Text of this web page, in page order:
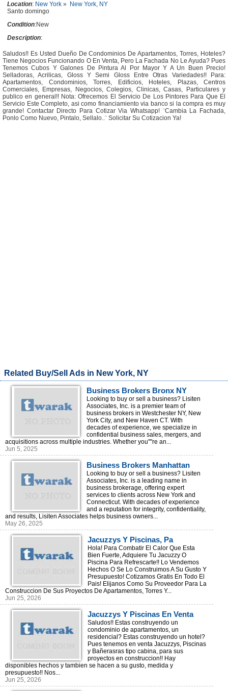
Location: New York » New York, NY
Santo domingo
Condition:New
Description:
Saludos!! Es Usted Dueño De Condominios De Apartamentos, Torres, Hoteles?
Tiene Negocios Funcionando O En Venta, Pero La Fachada No Le Ayuda? Pues
Tenemos Cubos Y Galones De Pintura Al Por Mayor Y A Un Buen Precio!
Selladoras, Acrilicas, Gloss Y Semi Gloss Entre Otras Variedades!! Para:
Apartamentos, Condominios, Torres, Edificios, Hoteles, Plazas, Centros
Comerciales, Empresas, Negocios, Colegios, Clinicas, Casas, Particulares y
publico en general!! Nota: Ofrecemos El Servicio De Los Pintores Para Que El
Servicio Este Completo, asi como financiamiento via banco si la compra es muy
grande! Contactar Directo Para Cotizar Via Whatsapp! ¨Cambia La Fachada,
Ponlo Como Nuevo, Pintalo, Sellalo..¨ Solicitar Su Cotizacion Ya!
Related Buy/Sell Ads in New York, NY
Business Brokers Bronx NY
Looking to buy or sell a business? Lisiten
Associates, Inc. is a premier team of
business brokers in Westchester NY, New
York City, and New Haven CT. With
decades of experience, we specialize in
confidential business sales, mergers, and
acquisitions across multiple industries. Whether you''''re an...
Jun 5, 2025
Business Brokers Manhattan
Looking to buy or sell a business? Lisiten
Associates, Inc. is a leading name in
business brokerage, offering expert
services to clients across New York and
Connecticut. With decades of experience
and a reputation for integrity, confidentiality,
and results, Lisiten Associates helps business owners...
May 26, 2025
Jacuzzys Y Piscinas, Pa
Combatir El Calor, Venta Y
Construccion, Rd!!!
Hola! Para Combatir El Calor Que Esta
Bien Fuerte, Adquiere Tu Jacuzzy O
Piscina Para Refrescarte!! Lo Vendemos
Hechos O Se Lo Construimos A Su Gusto Y
Presupuesto! Cotizamos Gratis En Todo El
Pais! Elijanos Como Su Proveedor Para La
Construccion De Sus Proyectos De Apartamentos, Torres Y...
Jun 25, 2026
Jacuzzys Y Piscinas En Venta
Para Sus Proyectos
Inmobiliarios!
Saludos!! Estas construyendo un
condominio de apartamentos, un
residencial? Estas construyendo un hotel?
Pues tenemos en venta Jacuzzys, Piscinas
y Bañerasras tipo cabina, para sus
proyectos en construccion!! Hay
disponibles hechos y tambien se hacen a su gusto, medida y
presupuesto!! Nos...
Jun 25, 2026